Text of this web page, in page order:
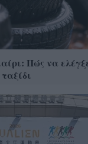
Πώς να